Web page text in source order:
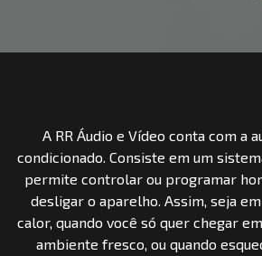
A RR Áudio e Vídeo conta com a
condicionado. Consiste em um
permite controlar ou programar
desligar o aparelho. Assim, seja
calor, quando você só quer chegar
ambiente fresco, ou quando